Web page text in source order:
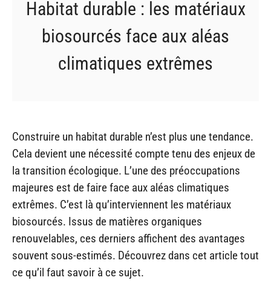
Habitat durable : les matériaux
biosourcés face aux aléas
climatiques extrêmes
Construire un habitat durable n’est plus une tendance.
Cela devient une nécessité compte tenu des enjeux de
la transition écologique. L’une des préoccupations
majeures est de faire face aux aléas climatiques
extrêmes. C’est là qu’interviennent les matériaux
biosourcés. Issus de matières organiques
renouvelables, ces derniers affichent des avantages
souvent sous-estimés. Découvrez dans cet article tout
ce qu’il faut savoir à ce sujet.